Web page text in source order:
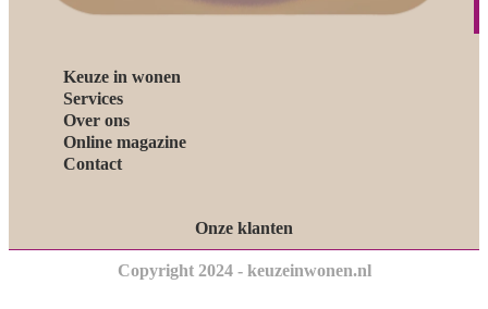
Keuze in wonen
Services
Over ons
Online magazine
Contact
Onze klanten
Copyright 2024 - keuzeinwonen.nl